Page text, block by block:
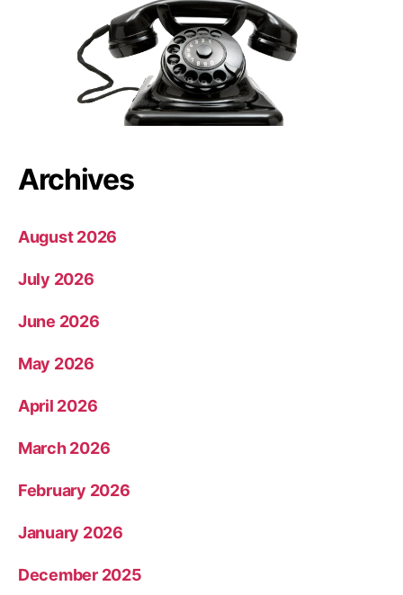
Archives
August 2026
July 2026
June 2026
May 2026
April 2026
March 2026
February 2026
January 2026
December 2025